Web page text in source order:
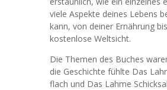
viele Aspekte deines Lebens
kann, von deiner Ernährung
kostenlose Weltsicht.
Die Themen des Buches
die Geschichte fühlte Das
flach und Das Lahme